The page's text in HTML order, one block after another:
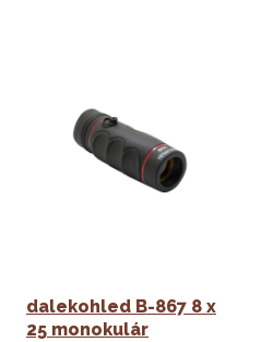
dalekohled B-867 8 x
25 monokulár